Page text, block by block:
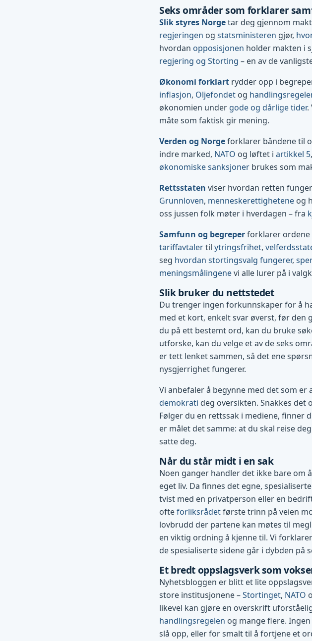
Seks områder som forklarer
Slik styres Norgetar deg gjennom
regjeringen ogstatsministeren gjør,
hvordan opposisjonen holder makten i
regjering og Storting – en av de
Økonomi forklart rydder opp i
inflasjon, Oljefondet og
økonomien under gode og dårlige tider.
måte som faktisk gir mening.
Verden og Norgeforklarer båndene til
indre marked, NATO og løftet iartikkel 5
økonomiske sanksjoner brukes som
Rettsstaten viser hvordan retten
Grunnloven, menneskerettighetene og
oss jussen folk møter i hverdagen – fra
Samfunn og begreperforklarer
tariffavtalertilytringsfrihet,
seg hvordan stortingsvalg fungerer,
meningsmålingenevi alle lurer på i
Slik bruker du nettstedet
Du trenger ingen forkunnskaper for å
med et kort, enkelt svar øverst, før den
du på ett bestemt ord, kan du bruke
utforske, kan du velge et av de seks
er tett lenket sammen, så det ene
nysgjerrighet fungerer.
Vi anbefaler å begynne med det som
demokrati deg oversikten. Snakkes det
Følger du en rettssak i mediene, finner
er målet det samme: at du skal reise
satte deg.
Når du står midt i en sak
Noen ganger handler det ikke bare om
eget liv. Da finnes det egne,
tvist med en privatperson eller en
ofteforliksrådetførste trinn på veien
lovbrudd der partene kan møtes til
en viktig ordning å kjenne til. Vi
de spesialiserte sidene går i dybden på
Et bredt oppslagsverk som
Nyhetsbloggen er blitt et lite
store institusjonene –Stortinget, NATO
likevel kan gjøre en overskrift
handlingsregelen og mange flere.
slå opp, eller for smalt til å fortjene et